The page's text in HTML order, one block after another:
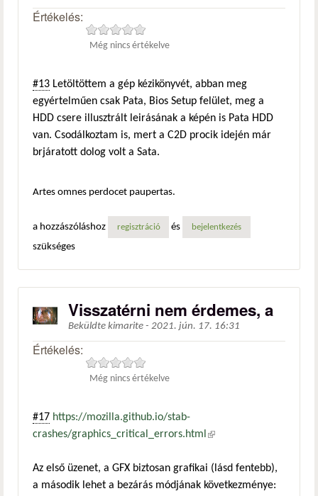
Értékelés:
Még nincs értékelve
#13 Letöltöttem a gép kézikönyvét, abban meg
egyértelműen csak Pata, Bios Setup felület, meg a
HDD csere illusztrált leirásának a képén is Pata HDD
van. Csodálkoztam is, mert a C2D procik idején már
brjáratott dolog volt a Sata.
Artes omnes perdocet paupertas.
a hozzászóláshoz regisztráció és bejelentkezés
szükséges
Visszatérni nem érdemes, a
Beküldte kimarite - 2021. jún. 17. 16:31
Értékelés:
Még nincs értékelve
#17 https://mozilla.github.io/stab-
crashes/graphics_critical_errors.html (külső hivatkozás)
Az első üzenet, a GFX biztosan grafikai (lásd fentebb),
a második lehet a bezárás módjának következménye: